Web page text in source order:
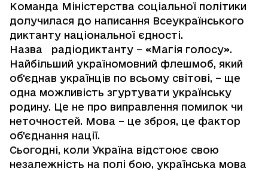
Команда Міністерства соціальної політики
долучилася до написання Всеукраїнського
диктанту національної єдності.
Назва радіодиктанту – «Магія голосу».
Найбільший україномовний флешмоб, який
об'єднав українців по всьому світові, – ще
одна можливість згуртувати українську
родину. Це не про виправлення помилок чи
неточностей. Мова – це зброя, це фактор
об'єднання нації.
Сьогодні, коли Україна відстоює свою
незалежність на полі бою, українська мова